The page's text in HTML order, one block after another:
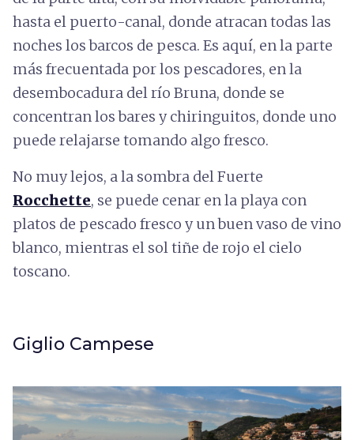
hasta el puerto-canal, donde atracan todas las
noches los barcos de pesca. Es aquí, en la parte
más frecuentada por los pescadores, en la
desembocadura del río Bruna, donde se
concentran los bares y chiringuitos, donde uno
puede relajarse tomando algo fresco.
No muy lejos, a la sombra del Fuerte
Rocchette, se puede cenar en la playa con
platos de pescado fresco y un buen vaso de vino
blanco, mientras el sol tiñe de rojo el cielo
toscano.
Giglio Campese